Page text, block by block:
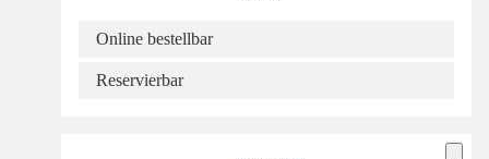
Online bestellbar
Reservierbar